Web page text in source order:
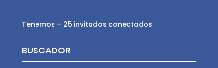
Tenemos – 25 invitados conectados
BUSCADOR